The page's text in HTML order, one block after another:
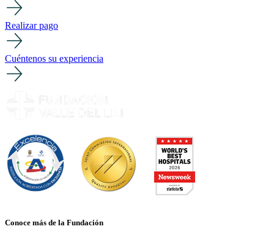
Realizar pago
Cuéntenos su experiencia
Conoce más de la Fundación